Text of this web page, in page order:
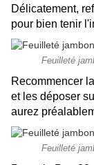
Délicatement,
pour bien tenir
Feuilleté
Recommencer
et les déposer
aurez
Feuilleté